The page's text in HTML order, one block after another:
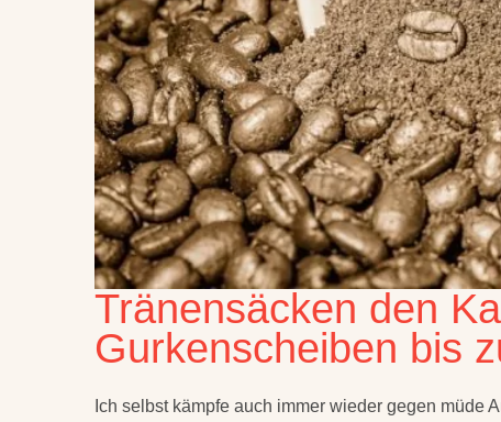
Tränensäcken den
Gurkenscheiben bis
Ich selbst kämpfe auch immer wieder gegen müde